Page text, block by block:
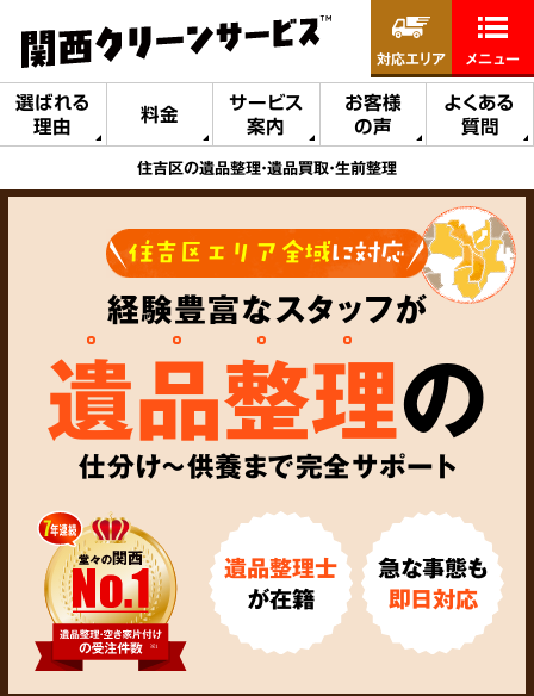
選ばれる
理由
料金
サービス
案内
お客様
の声
よくある
質問
対応エリア メニュー
住吉区の遺品整理・遺品買取・生前整理
住吉区エリア全域に対応
経験豊富なスタッフが
遺品整理の
仕分け～供養まで完全サポート
遺品整理士
が在籍
急な事態も
即日対応